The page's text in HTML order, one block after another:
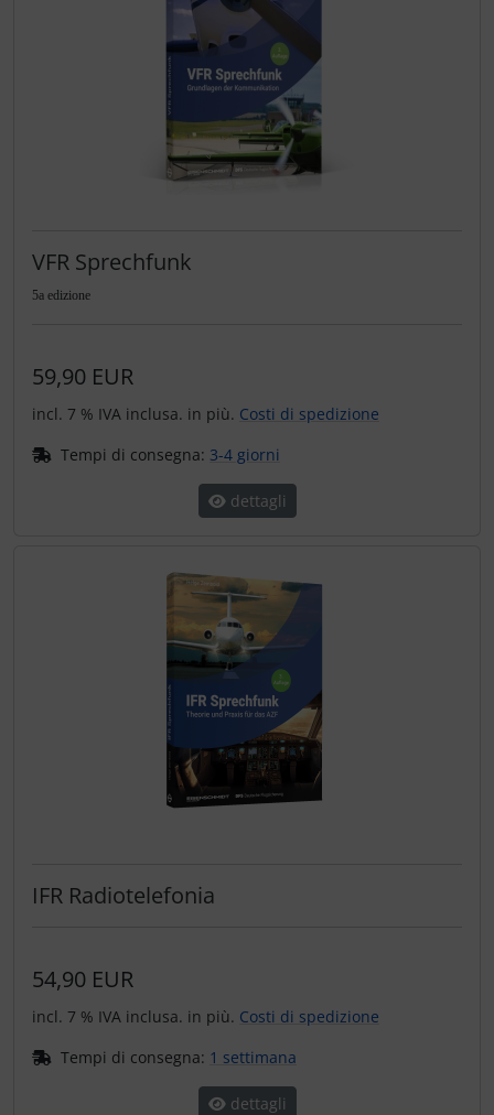
VFR Sprechfunk
5a edizione
59,90 EUR
incl. 7 % IVA inclusa. in più. Costi di spedizione
Tempi di consegna: 3-4 giorni
dettagli
IFR Radiotelefonia
54,90 EUR
incl. 7 % IVA inclusa. in più. Costi di spedizione
Tempi di consegna: 1 settimana
dettagli